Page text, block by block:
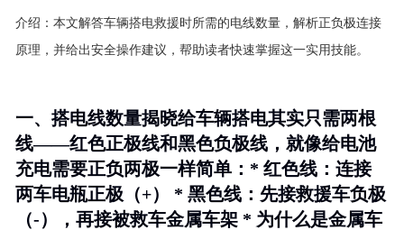
介绍： 本文解答车辆搭电救援时所需的电线数量，解析正负极连接
原理，并给出安全操作建议，帮助读者快速掌握这一实用技能。
一、搭电线数量揭晓给车辆搭电其实只需两根
线——红色正极线和黑色负极线，就像给电池
充电需要正负两极一样简单：* 红色线：连接
两车电瓶正极（+） * 黑色线：先接救援车负极
（-），再接被救车金属车架 * 为什么是金属车